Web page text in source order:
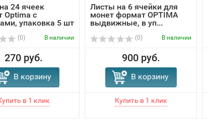
24 ячеек
Optima с
упаковка 5 шт
(0) В наличии
270 руб.
В корзину
Листы на 6 ячейки для
монет формат OPTIMA
выдвижные, в уп...
(0) В наличии
900 руб.
В корзину